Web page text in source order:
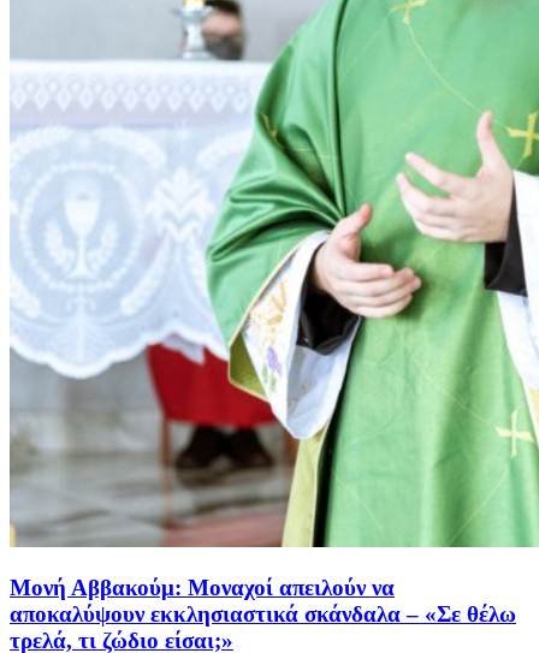
Μονή Αββακούμ: Μοναχοί απειλούν να
αποκαλύψουν εκκλησιαστικά σκάνδαλα – «Σε θέλω
τρελά, τι ζώδιο είσαι;»